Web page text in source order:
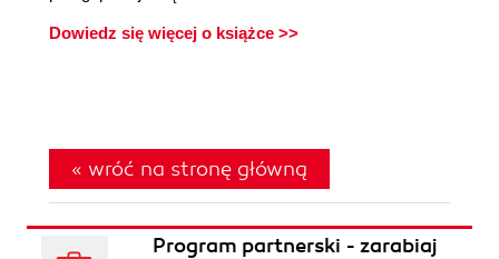
Dowiedz się więcej o książce >>
« wróć na stronę główną
Program partnerski - zarabiaj